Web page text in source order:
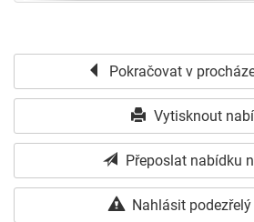
Pokračovat v
Vytisknout
Přeposlat nabídku
Nahlásit